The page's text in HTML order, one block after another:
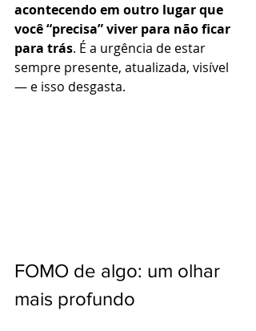
acontecendo em outro lugar que
você “precisa” viver para não ficar
para trás. É a urgência de estar
sempre presente, atualizada, visível
— e isso desgasta.
FOMO de algo: um olhar
mais profundo